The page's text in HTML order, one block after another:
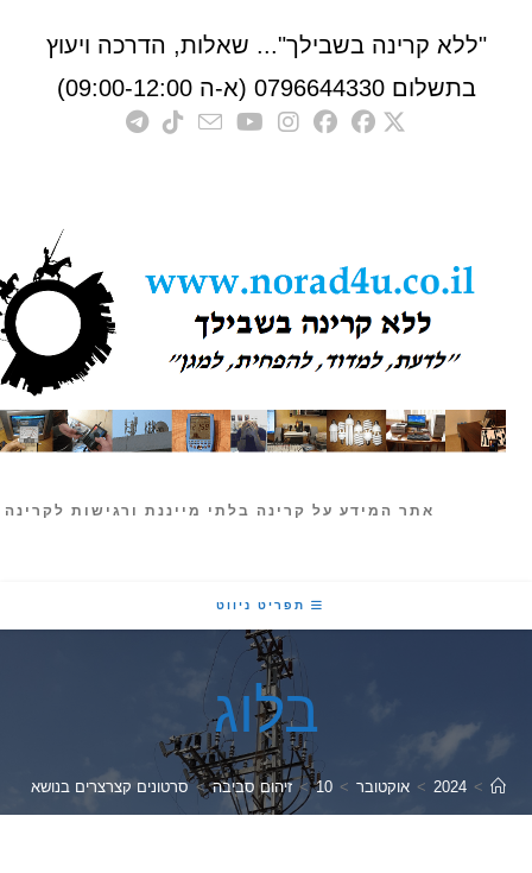
קרינה בשבילך"... שאלות, הדרכה ויעוץ
0796644330 (א-ה 09:00-12:00)
אתר המידע על קרינה בלתי מייננת ורגישות לקרינה
תפריט ניווט
בלוג
2024
> אוקטובר >
10
> זיהום סביבה > סרטונים קצרצרים בנושא קרינה